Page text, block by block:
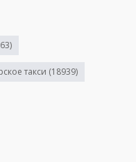
такси (18939)